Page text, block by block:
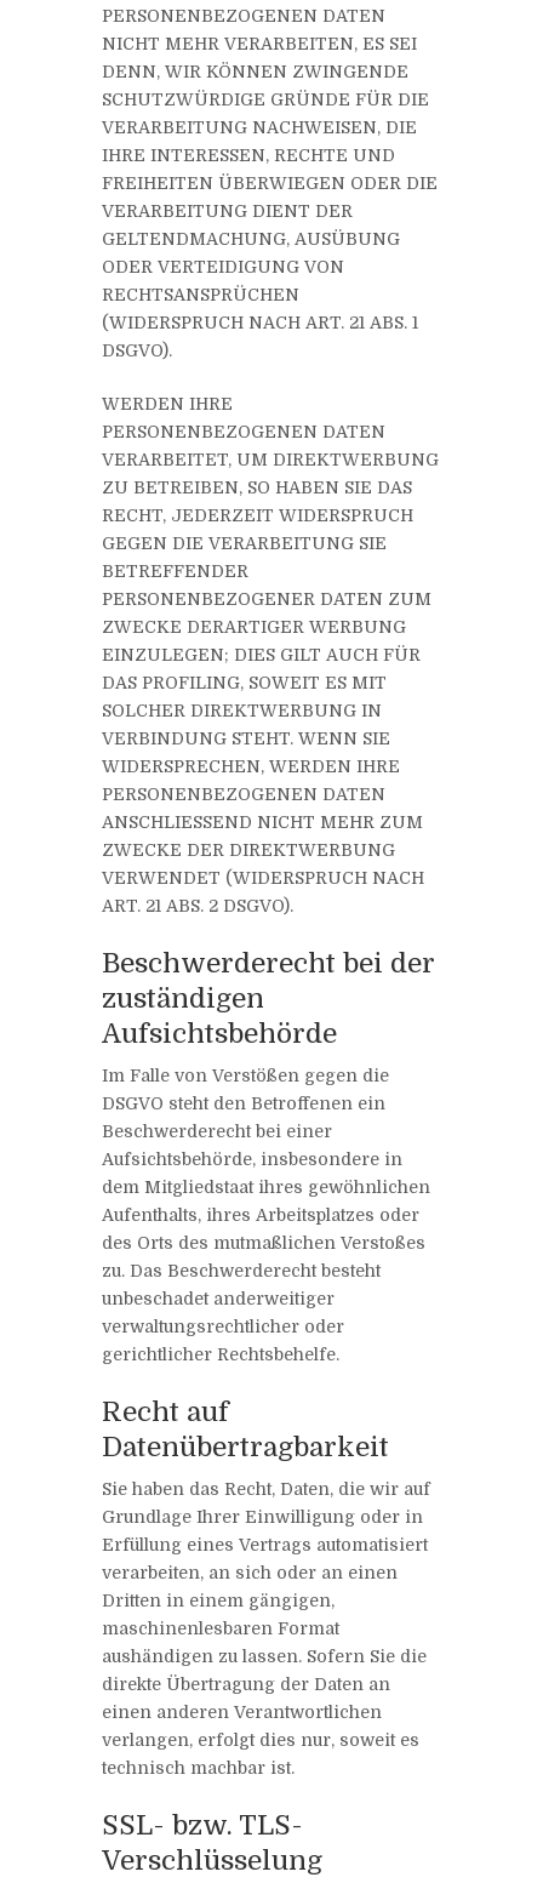
PERSONENBEZOGENEN DATEN
NICHT MEHR VERARBEITEN, ES SEI
DENN, WIR KÖNNEN ZWINGENDE
SCHUTZWÜRDIGE GRÜNDE FÜR DIE
VERARBEITUNG NACHWEISEN, DIE
IHRE INTERESSEN, RECHTE UND
FREIHEITEN ÜBERWIEGEN ODER DIE
VERARBEITUNG DIENT DER
GELTENDMACHUNG, AUSÜBUNG
ODER VERTEIDIGUNG VON
RECHTSANSPRÜCHEN
(WIDERSPRUCH NACH ART. 21 ABS. 1
DSGVO).
WERDEN IHRE
PERSONENBEZOGENEN DATEN
VERARBEITET, UM DIREKTWERBUNG
ZU BETREIBEN, SO HABEN SIE DAS
RECHT, JEDERZEIT WIDERSPRUCH
GEGEN DIE VERARBEITUNG SIE
BETREFFENDER
PERSONENBEZOGENER DATEN ZUM
ZWECKE DERARTIGER WERBUNG
EINZULEGEN; DIES GILT AUCH FÜR
DAS PROFILING, SOWEIT ES MIT
SOLCHER DIREKTWERBUNG IN
VERBINDUNG STEHT. WENN SIE
WIDERSPRECHEN, WERDEN IHRE
PERSONENBEZOGENEN DATEN
ANSCHLIESSEND NICHT MEHR ZUM
ZWECKE DER DIREKTWERBUNG
VERWENDET (WIDERSPRUCH NACH
ART. 21 ABS. 2 DSGVO).
Beschwerderecht bei der
zuständigen
Aufsichtsbehörde
Im Falle von Verstößen gegen die
DSGVO steht den Betroffenen ein
Beschwerderecht bei einer
Aufsichtsbehörde, insbesondere in
dem Mitgliedstaat ihres gewöhnlichen
Aufenthalts, ihres Arbeitsplatzes oder
des Orts des mutmaßlichen Verstoßes
zu. Das Beschwerderecht besteht
unbeschadet anderweitiger
verwaltungsrechtlicher oder
gerichtlicher Rechtsbehelfe.
Recht auf
Datenübertragbarkeit
Sie haben das Recht, Daten, die wir auf
Grundlage Ihrer Einwilligung oder in
Erfüllung eines Vertrags automatisiert
verarbeiten, an sich oder an einen
Dritten in einem gängigen,
maschinenlesbaren Format
aushändigen zu lassen. Sofern Sie die
direkte Übertragung der Daten an
einen anderen Verantwortlichen
verlangen, erfolgt dies nur, soweit es
technisch machbar ist.
SSL- bzw. TLS-
Verschlüsselung